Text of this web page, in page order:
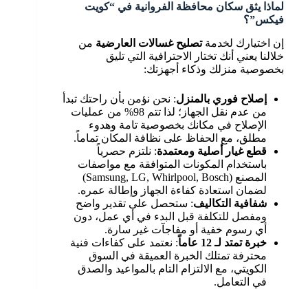
لماذا يثق سكان محافظة الفروانية في “كويت
فيكس”؟
إن اختيارك لخدمةتصليح غسالات العارضية من
خلالنا يعني أنك تختار الاحترافية التي تليق
بخصوصية منزلك وذكاء أجهزتك:
إصلاح فوري بالمنزل: نحن نؤمن بأن راحتك تبدأ
من عدم نقل الجهاز؛ لذا تتم 98% من عمليات
الإصلاح في مكانك بخصوصية تامة وهدوء
مطلق، مع الحفاظ على نظافة المكان تماماً.
قطع غيار أصلية ومعتمدة: نلتزم حصرياً
باستخدام المكونات المتوافقة مع مواصفات
المصنع (Samsung, LG, Whirlpool, Bosch)
لضمان استعادة كفاءة الجهاز وإطالة عمره.
شفافية التكاليف: ستحصل على تقدير واضح
ومفصل للتكلفة قبل البدء في أي عمل، دون
أي رسوم خفية أو مفاجآت غير سارة.
خبرة تمتد لـ 12 عاماً
: نعتمد على كفاءات فنية
محترفة تمتلك الخبرة العميقة في السوق
الكويتي، مع الالتزام التام بالمواعيد والصدق
في التعامل.